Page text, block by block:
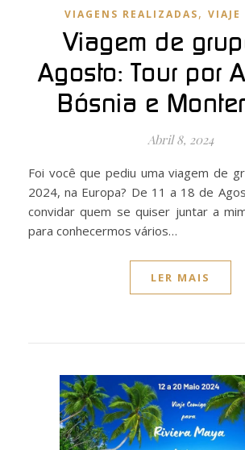
VIAGENS REALIZADAS, VIAJE
Viagem de
Agosto: Tour por
Bósnia e
Abril 8, 2024
Foi você que pediu uma viagem de grupo em Agosto
2024, na Europa? De 11 a 18 de
convidar quem se quiser juntar a
para conhecermos vários…
LER MAIS